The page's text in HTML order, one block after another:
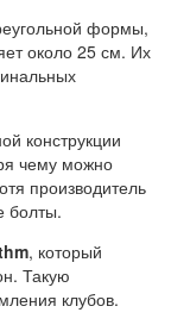
формы,
около 25 см. Их
конструкции
чему можно
производитель
болты.
, который
Такую
клубов.